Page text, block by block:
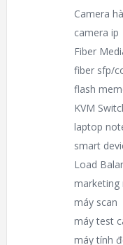
Camera
camera ip
Fiber
fiber sfp/
flash
KVM
laptop
smart
Load
marketing
máy scan
máy test
máy tính